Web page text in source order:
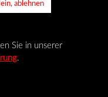
ablehnen
Sie in unserer
.